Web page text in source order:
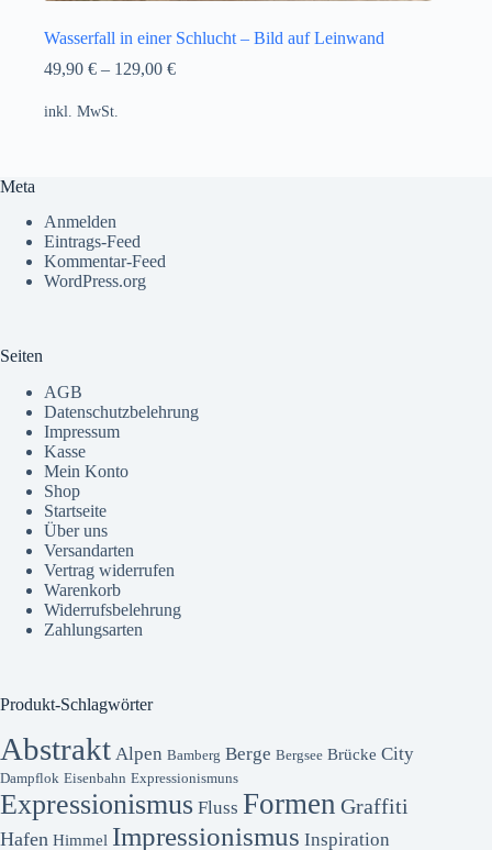
Wasserfall in einer Schlucht – Bild auf Leinwand
49,90 € – 129,00 €
inkl. MwSt.
Meta
Anmelden
Eintrags-Feed
Kommentar-Feed
WordPress.org
Seiten
AGB
Datenschutzbelehrung
Impressum
Kasse
Mein Konto
Shop
Startseite
Über uns
Versandarten
Vertrag widerrufen
Warenkorb
Widerrufsbelehrung
Zahlungsarten
Produkt-Schlagwörter
Abstrakt Alpen Bamberg Berge Bergsee Brücke City
Dampflok Eisenbahn Expressionismuns
Expressionismus Fluss Formen Graffiti
Hafen Himmel Impressionismus Inspiration